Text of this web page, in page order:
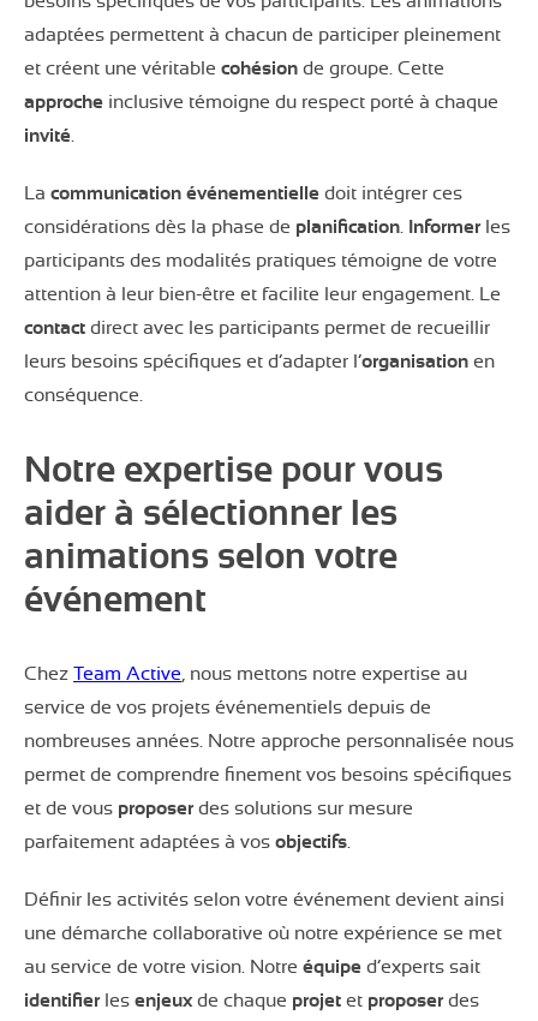
adaptées permettent à chacun de participer pleinement
et créent une véritable cohésion de groupe. Cette
approche inclusive témoigne du respect porté à chaque
invité
La communication événementielle doit intégrer ces
considérations dès la phase de planification Informerles
participants des modalités pratiques témoigne de votre
attention à leur bien-être et facilite leur engagement. Le
contact direct avec les participants permet de recueillir
leurs besoins spécifiques et d’adapter l’organisation en
conséquence.
Notre expertise pour vous
aider à sélectionner les
animations selon votre
événement
Chez Team Active , nous mettons notre expertise au
service de vos projets événementiels depuis de
nombreuses années. Notre approche personnalisée nous
permet de comprendre finement vos besoins spécifiques
et de vous proposerdes solutions sur mesure
parfaitement adaptées à vos objectifs
Définir les activités selon votre événement devient ainsi
une démarche collaborative où notre expérience se met
au service de votre vision. Notre équipe d’experts sait
identifierles enjeux de chaque projet et proposerdes